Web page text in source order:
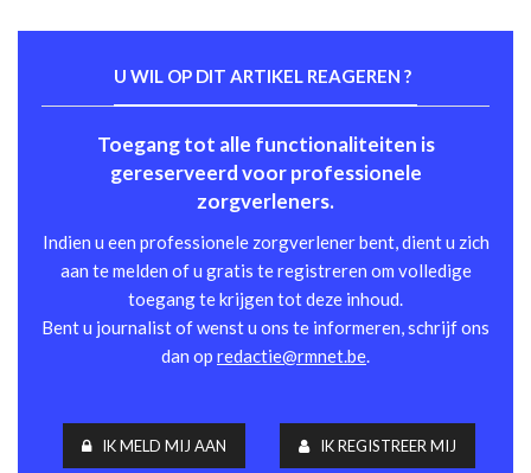
U WIL OP DIT ARTIKEL REAGEREN ?
Toegang tot alle functionaliteiten is
gereserveerd voor professionele
zorgverleners.
Indien u een professionele zorgverlener bent, dient u zich
aan te melden of u gratis te registreren om volledige
toegang te krijgen tot deze inhoud.
Bent u journalist of wenst u ons te informeren, schrijf ons
dan op redactie@rmnet.be.
IK MELD MIJ AAN IK REGISTREER MIJ